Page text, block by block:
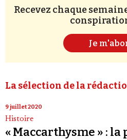
Recevez chaque
Je
La sélection de la
9 juillet 2020
Histoire
« Maccarthysme » :